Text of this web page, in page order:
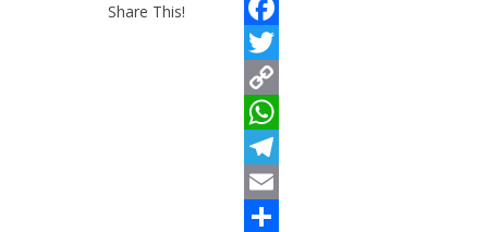
Share This!
F
a
c
e
b
o
T
w
t
C
o
p
y
W
h
a
T
eE